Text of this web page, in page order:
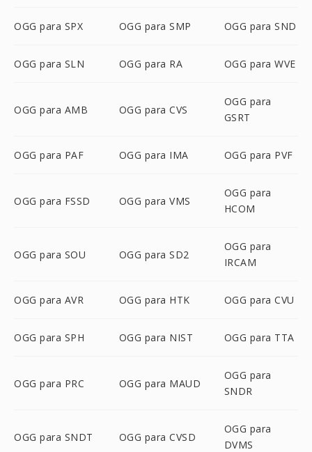
OGG para SPX OGG para SMP OGG para SND
OGG para SLN OGG para RA OGG para WVE
OGG para AMB OGG para CVS
OGG para
GSRT
OGG para PAF OGG para IMA OGG para PVF
OGG para FSSD OGG para VMS
OGG para
HCOM
OGG para SOU OGG para SD2
OGG para
IRCAM
OGG para AVR OGG para HTK OGG para CVU
OGG para SPH OGG para NIST OGG para TTA
OGG para PRC OGG para MAUD
OGG para
SNDR
OGG para SNDT OGG para CVSD
OGG para
DVMS